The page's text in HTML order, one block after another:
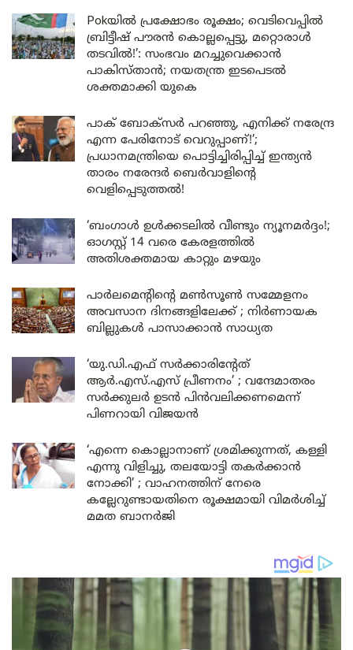
Pokയിൽ പ്രക്ഷോഭം രൂക്ഷം; വെടിവെപ്പിൽ
ബ്രിട്ടീഷ് പൗരൻ കൊല്ലപ്പെട്ടു, മറ്റൊരാൾ
തടവിൽ!’: സംഭവം മറച്ചുവെക്കാൻ
പാകിസ്താൻ; നയതന്ത്ര ഇടപെടൽ
ശക്തമാക്കി യുകെ
പാക് ബോക്സർ പറഞ്ഞു, എനിക്ക് നരേന്ദ്ര
എന്ന പേരിനോട് വെറുപ്പാണ്!’;
പ്രധാനമന്ത്രിയെ പൊട്ടിച്ചിരിപ്പിച്ച് ഇന്ത്യൻ
താരം നരേന്ദർ ബെർവാളിന്റെ
വെളിപ്പെടുത്തൽ!
‘ബംഗാൾ ഉൾക്കടലിൽ വീണ്ടും ന്യൂനമർദ്ദം!;
ഓഗസ്റ്റ് 14 വരെ കേരളത്തിൽ
അതിശക്തമായ കാറ്റും മഴയും
പാർലമെന്റിന്റെ മൺസൂൺ സമ്മേളനം
അവസാന ദിനങ്ങളിലേക്ക് ; നിർണായക
ബില്ലുകൾ പാസാക്കാൻ സാധ്യത
‘യു.ഡി.എഫ് സർക്കാരിന്റേത്
ആർ.എസ്.എസ് പ്രീണനം’ ; വന്ദേമാതരം
സർക്കുലർ ഉടൻ പിൻവലിക്കണമെന്ന്
പിണറായി വിജയൻ
‘എന്നെ കൊല്ലാനാണ് ശ്രമിക്കുന്നത്, കള്ളി
എന്നു വിളിച്ചു, തലയോട്ടി തകർക്കാൻ
നോക്കി’ ; വാഹനത്തിന് നേരെ
കല്ലേറുണ്ടായതിനെ രൂക്ഷമായി വിമർശിച്ച്
മമത ബാനർജി